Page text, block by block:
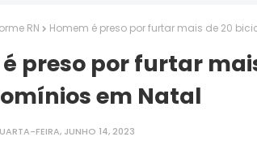
RN Homem é preso por furtar mais de 20
preso por furtar
em Natal
FEIRA, JUNHO 14, 2023